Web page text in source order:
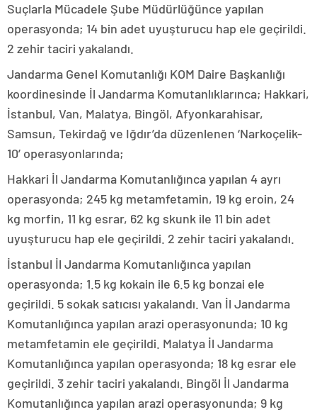
Suçlarla Mücadele Şube Müdürlüğünce yapılan
operasyonda; 14 bin adet uyuşturucu hap ele geçirildi.
2 zehir taciri yakalandı.
Jandarma Genel Komutanlığı KOM Daire Başkanlığı
koordinesinde İl Jandarma Komutanlıklarınca; Hakkari,
İstanbul, Van, Malatya, Bingöl, Afyonkarahisar,
Samsun, Tekirdağ ve Iğdır’da düzenlenen ‘Narkoçelik-
10’ operasyonlarında;
Hakkari İl Jandarma Komutanlığınca yapılan 4 ayrı
operasyonda; 245 kg metamfetamin, 19 kg eroin, 24
kg morfin, 11 kg esrar, 62 kg skunk ile 11 bin adet
uyuşturucu hap ele geçirildi. 2 zehir taciri yakalandı.
İstanbul İl Jandarma Komutanlığınca yapılan
operasyonda; 1.5 kg kokain ile 6.5 kg bonzai ele
geçirildi. 5 sokak satıcısı yakalandı. Van İl Jandarma
Komutanlığınca yapılan arazi operasyonunda; 10 kg
metamfetamin ele geçirildi. Malatya İl Jandarma
Komutanlığınca yapılan operasyonda; 18 kg esrar ele
geçirildi. 3 zehir taciri yakalandı. Bingöl İl Jandarma
Komutanlığınca yapılan arazi operasyonunda; 9 kg